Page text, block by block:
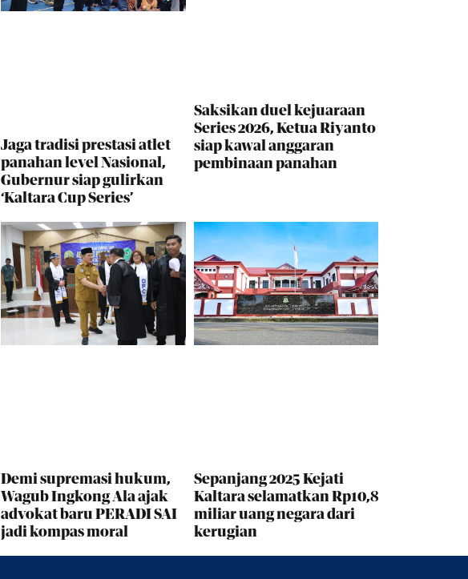
Jaga tradisi prestasi atlet
panahan level Nasional,
Gubernur siap gulirkan
‘Kaltara Cup Series’
Saksikan duel kejuaraan
Series 2026, Ketua Riyanto
siap kawal anggaran
pembinaan panahan
Demi supremasi hukum,
Wagub Ingkong Ala ajak
advokat baru PERADI SAI
jadi kompas moral
Sepanjang 2025 Kejati
Kaltara selamatkan Rp10,8
miliar uang negara dari
kerugian